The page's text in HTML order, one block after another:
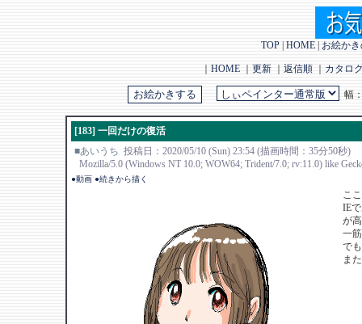
TOP HOME お絵か
HOME｜ 更新｜ 返信順｜ カタロ
幅
[183] 一回だけの復活
■あいうち 投稿日：2020/05/10 (Sun) 23:54 (描画時間：35分50秒)
Mozilla/5.0 (Windows NT 10.0; WOW64; Trident/7.0; rv:11.0) like
●動画 ●続きから描く
こ
IE
が
一
で
ま